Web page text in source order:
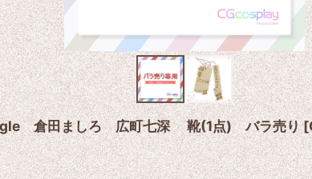
倉田ましろ 広町七深 靴(1点) バラ売り[